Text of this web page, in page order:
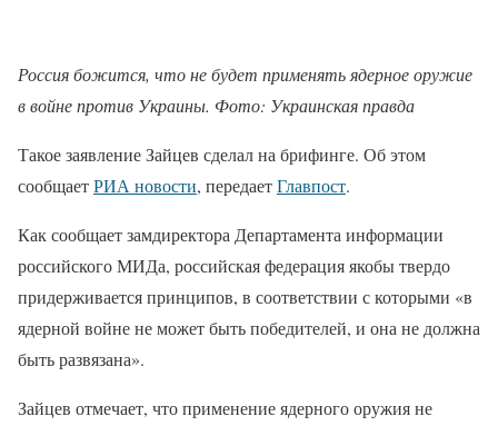
Россия божится, что не будет применять ядерное оружие
в войне против Украины. Фото: Украинская правда
Такое заявление Зайцев сделал на брифинге. Об этом
сообщаетРИА новости, передаетГлавпост.
Как сообщает замдиректора Департамента информации
российского МИДа, российская федерация якобы твердо
придерживается принципов, в соответствии с которыми «в
ядерной войне не может быть победителей, и она не должна
быть развязана».
Зайцев отмечает, что применение ядерного оружия не